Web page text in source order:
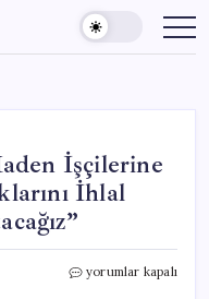
İşçilerine
İhlal
TİP
yorumlar kapalı